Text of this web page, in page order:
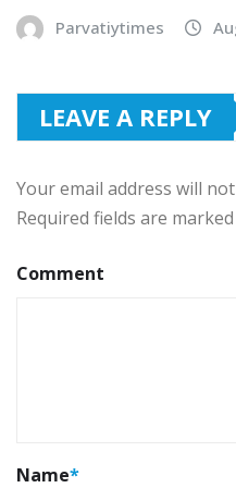
Parvatiytimes
LEAVE A REPLY
Your email address will
Required fields are marked
Comment
Name*